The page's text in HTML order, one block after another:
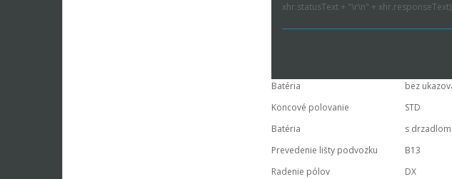
xhr.statusText + "\r\n" +
Batéria
bez
Koncové polovanie
STD
Batéria
s drzadlom
Prevedenie lišty podvozku
B13
Radenie pólov
DX